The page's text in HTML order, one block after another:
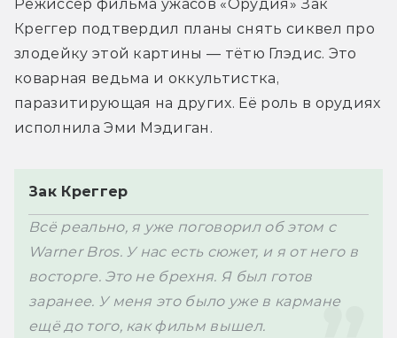
Режиссёр фильма ужасов «Орудия» Зак
Креггер подтвердил планы снять сиквел про
злодейку этой картины — тётю Глэдис. Это
коварная ведьма и оккультистка,
паразитирующая на других. Её роль в орудиях
Зак Креггер
Всё реально, я уже поговорил об этом с
Warner Bros. У нас есть сюжет, и я от него в
восторге. Это не брехня. Я был готов
заранее. У меня это было уже в кармане